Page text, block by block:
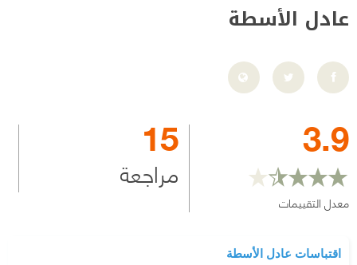
عادل الأسطة
3.9
معدل التقييمات
15
مراجعة
اقتباسات عادل الأسطة